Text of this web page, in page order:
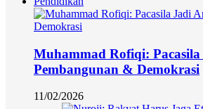
Muhammad Rofiqi:
Pembangunan & Demokrasi
11/02/2026